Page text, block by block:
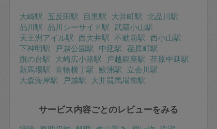
大崎駅 五反田駅 目黒駅 大井町駅 北品川駅
品川駅 品川シーサイド駅 武蔵小山駅
天王洲アイル駅 西大井駅 不動前駅 西小山駅
下神明駅
戸越公園駅 中延駅 荏原町駅
旗の台駅 大崎広小路駅 戸越銀座駅 荏原中延駅
新馬場駅 青物横丁駅 鮫洲駅 立会川駅
大森海岸駅
戸越駅 大井競馬場前駅
サービス内容ごとのレビューをみる